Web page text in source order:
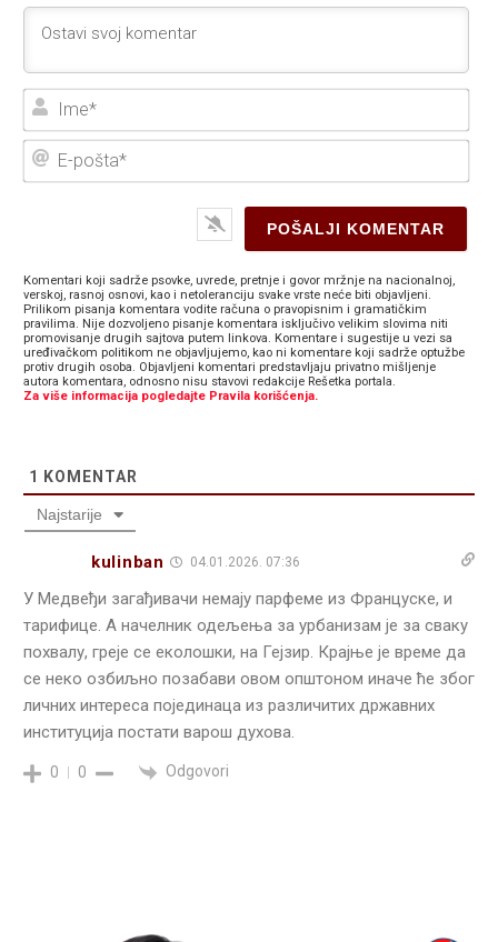
E-
Komentari koji sadrže psovke, uvrede, pretnje i govor mržnje na nacionalnoj,
verskoj, rasnoj osnovi, kao i netoleranciju svake vrste neće biti objavljeni.
Prilikom pisanja komentara vodite računa o pravopisnim i gramatičkim
pravilima. Nije dozvoljeno pisanje komentara isključivo velikim slovima niti
promovisanje drugih sajtova putem linkova. Komentare i sugestije u vezi sa
uređivačkom politikom ne objavljujemo, kao ni komentare koji sadrže optužbe
protiv drugih osoba. Objavljeni komentari predstavljaju privatno mišljenje
autora komentara, odnosno nisu stavovi redakcije Rešetka portala.
Za više informacija pogledajte Pravila korišćenja.
1 KOMENTAR
Najstarije
kulinban 04.01.2026. 07:36
У Медвеђи загађивачи немају парфеме из Француске, и
тарифице. А начелник одељења за урбанизам је за сваку
похвалу, греје се еколошки, на Гејзир. Крајње је време да
се неко озбиљно позабави овом општоном иначе ће због
личних интереса појединаца из различитих државних
институција постати варош духова.
0 0 Odgovori